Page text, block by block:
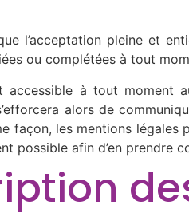
l’acceptation pleine et
ou complétées à tout
accessible à tout moment
alors de
façon, les mentions
possible afin d’en prendre